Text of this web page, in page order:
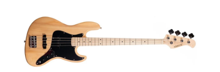
KYTAROVÉ PŘÍSLUŠENSTVÍ